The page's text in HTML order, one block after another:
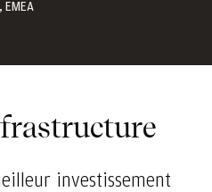
investissement